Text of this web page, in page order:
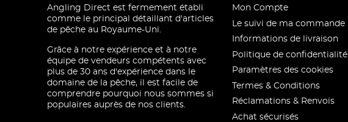
Angling Direct est fermement établi
comme le principal détaillant d'articles
de pêche au Royaume-Uni.
Grâce à notre expérience et à notre
équipe de vendeurs compétents avec
plus de 30 ans d'expérience dans le
domaine de la pêche, il est facile de
comprendre pourquoi nous sommes si
populaires auprès de nos clients.
Mon Compte
Le suivi de ma commande
Informations de livraison
Politique de confidentialité
Paramètres des cookies
Termes & Conditions
Réclamations & Renvois
Achat sécurisés